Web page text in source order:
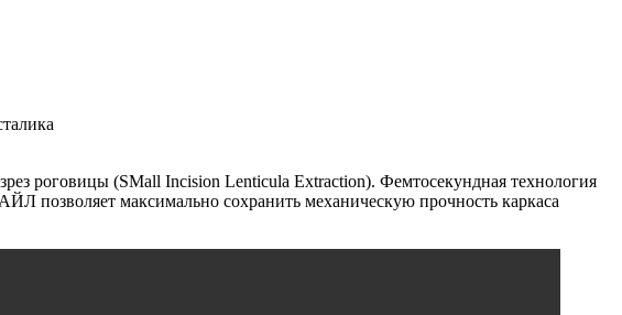
роговицы (SMall Incision Lenticula Extraction). Фемтосекундная технология
позволяет максимально сохранить механическую прочность каркаса